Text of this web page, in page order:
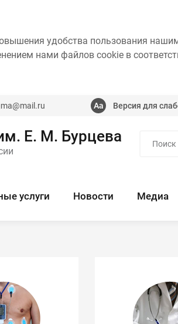
удобства пользования
нами файлов cookie в
Версия для
Е. М. Бурцева
услуги Новости Медиа